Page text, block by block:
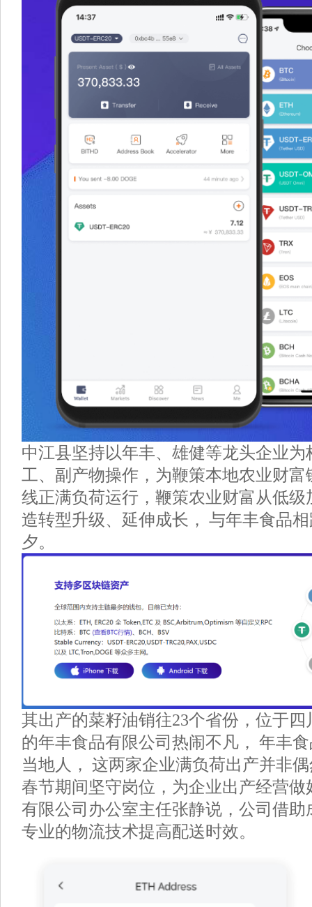
中江县坚持以年丰、雄健等龙头企业
工、副产物操作，为鞭策本地农业财富
线正满负荷运行，鞭策农业财富从低级
造转型升级、延伸成长， 与年丰食品
夕。
其出产的菜籽油销往23个省份，位于
的年丰食品有限公司热闹不凡， 年丰
当地人， 这两家企业满负荷出产并非
春节期间坚守岗位，为企业出产经营做
有限公司办公室主任张静说，公司借助
专业的物流技术提高配送时效。